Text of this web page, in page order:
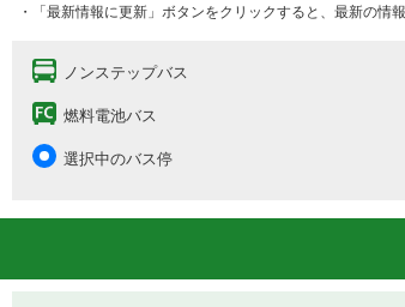
・「最新情報に更新」ボタンをクリックすると、最新の情
ノンステップバス
燃料電池バス
選択中のバス停